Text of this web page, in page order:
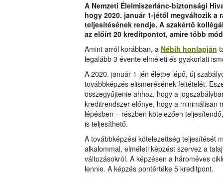
A Nemzeti Élelmiszerlánc-biztonsági
hogy 2020. január 1-jétől megváltozik
teljesítésének rendje. A szakértő
az előírt 20 kreditpontot, amire több
Amint arról korábban, a Nébih honlapján
legalább 3 évente elméleti és gyakorlati
A 2020. január 1-jén életbe lépő, új
továbbképzés elismerésének feltételét.
összegyűjtenie ahhoz, hogy a
kreditrendszer előnye, hogy a minimálisan
lépésben – részben kötelezően
is teljesíthető.
A továbbképzési kötelezettség teljesítését
alkalommal, elméleti képzést szervez a
változásokról. A képzésen a hároméves
lennie. A képzés pontértéke 5 kreditpont.